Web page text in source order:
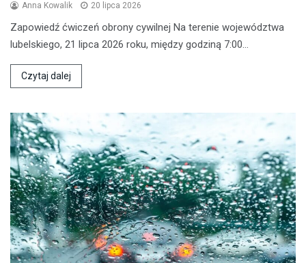
Anna Kowalik 20 lipca 2026
Zapowiedź ćwiczeń obrony cywilnej Na terenie województwa
lubelskiego, 21 lipca 2026 roku, między godziną 7:00…
Czytaj dalej